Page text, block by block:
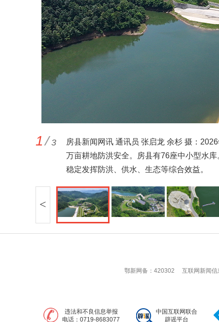
1/3
房县新闻网讯 通讯员 张启龙 余杉 摄：
万亩耕地防洪安全。房县有76座中小型水
稳定发挥防洪、供水、生态等综合效益。
<
鄂新网备：420302 互联网新闻
违法和不良信息举报
电话：0719-8683077
中国互联网联合
辟谣平台